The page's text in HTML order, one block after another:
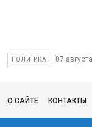
ПОЛИТИКА 07
О САЙТЕ КОНТАКТЫ